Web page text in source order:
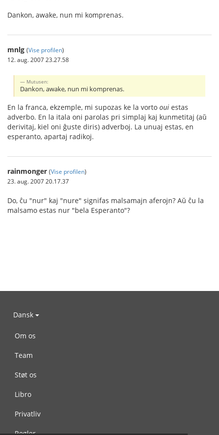
Dankon, awake, nun mi komprenas.
mnlg (Vise profilen)
12. aug. 2007 23.27.58
Mutusen:
Dankon, awake, nun mi komprenas.
En la franca, ekzemple, mi supozas ke la vorto oui estas
adverbo. En la itala oni parolas pri simplaj kaj kunmetitaj (aŭ
derivitaj, kiel oni ĝuste diris) adverboj. La unuaj estas, en
esperanto, apartaj radikoj.
rainmonger (Vise profilen)
23. aug. 2007 20.17.37
Do, ĉu "nur" kaj "nure" signifas malsamajn aferojn? Aŭ ĉu la
malsamo estas nur "bela Esperanto"?
Dansk
Om os
Team
Støt os
Libro
Privatliv